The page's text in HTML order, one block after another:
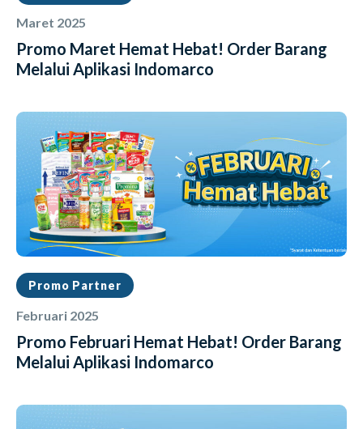
Maret 2025
Promo Maret Hemat Hebat! Order Barang
Melalui Aplikasi Indomarco
Promo Partner
Februari 2025
Promo Februari Hemat Hebat! Order Barang
Melalui Aplikasi Indomarco